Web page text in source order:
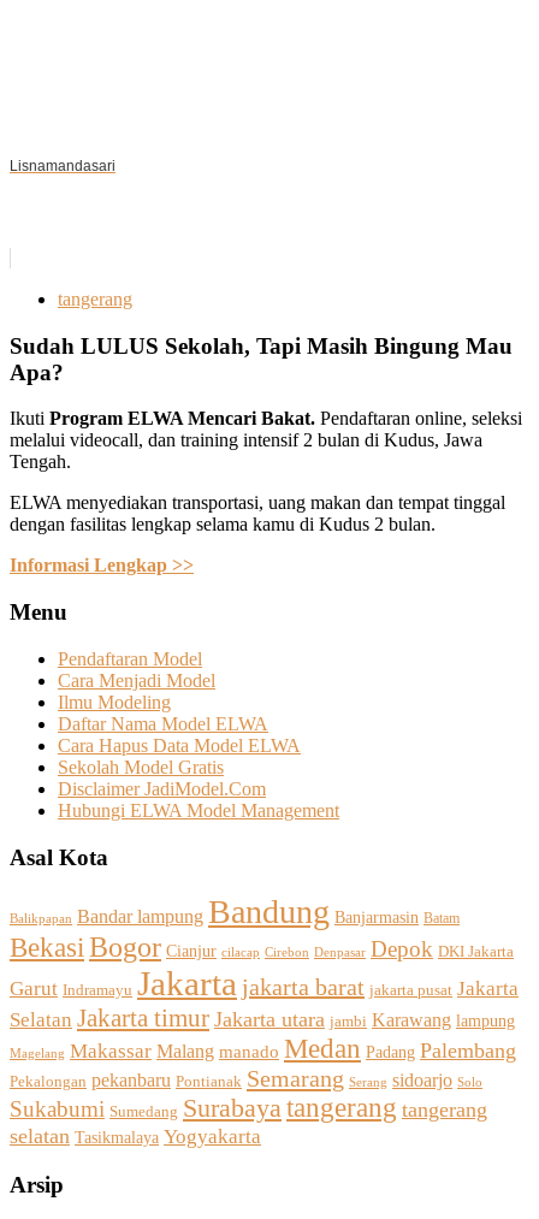
Lisnamandasari
tangerang
Sudah LULUS Sekolah, Tapi Masih Bingung Mau
Apa?
Ikuti Program ELWA Mencari Bakat. Pendaftaran online, seleksi
melalui videocall, dan training intensif 2 bulan di Kudus, Jawa
Tengah.
ELWA menyediakan transportasi, uang makan dan tempat tinggal
dengan fasilitas lengkap selama kamu di Kudus 2 bulan.
Informasi Lengkap >>
Menu
Pendaftaran Model
Cara Menjadi Model
Ilmu Modeling
Daftar Nama Model ELWA
Cara Hapus Data Model ELWA
Sekolah Model Gratis
Disclaimer JadiModel.Com
Hubungi ELWA Model Management
Asal Kota
Balikpapan Bandar lampung Bandung Banjarmasin Batam
BekasiBogor Cianjur cilacap Cirebon Denpasar Depok DKI Jakarta
Garut Indramayu Jakarta jakarta barat jakarta pusat Jakarta
Selatan Jakarta timur Jakarta utara jambi Karawang lampung
Magelang Makassar Malang manado Medan Padang Palembang
Pekalongan pekanbaru Pontianak Semarang Serang sidoarjo Solo
Sukabumi Sumedang Surabayatangerang tangerang
selatan Tasikmalaya Yogyakarta
Arsip